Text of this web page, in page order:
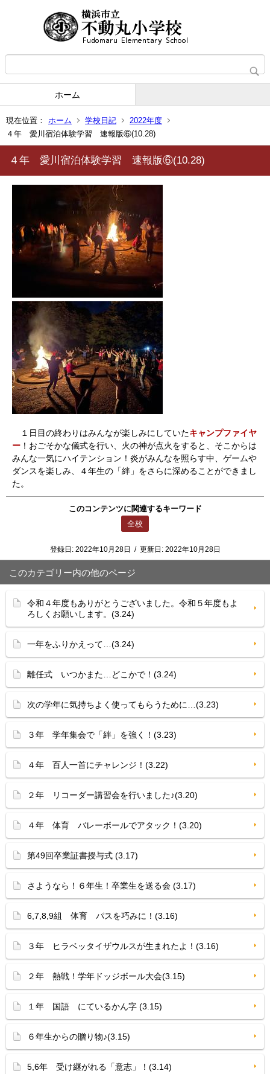
ホーム
現在位置： ホーム 学校日記
2022年度
４年 愛川宿泊体験学習 速報版⑥(10.28)
４年 愛川宿泊体験学習 速報版⑥(10.28)
１日目の終わりはみんなが楽しみにしていたキャンプファイヤ
ー ！おごそかな儀式を行い、火の神が点火をすると、そこからは
みんな一気にハイテンション！炎がみんなを照らす中、ゲームや
ダンスを楽しみ、４年生の「絆」をさらに深めることができまし
た。
このコンテンツに関連するキーワード
全校
登録日: 2022年10月28日 / 更新日: 2022年10月28日
このカテゴリー内の他のページ
令和４年度もありがとうございました。令和５年度もよ
ろしくお願いします。(3.24)
一年をふりかえって…(3.24)
離任式 いつかまた…どこかで！(3.24)
次の学年に気持ちよく使ってもらうために…(3.23)
３年 学年集会で「絆」を強く！(3.23)
４年 百人一首にチャレンジ！(3.22)
２年 リコーダー講習会を行いました♪(3.20)
４年 体育 バレーボールでアタック！(3.20)
第49回卒業証書授与式 (3.17)
さようなら！６年生！卒業生を送る会 (3.17)
6,7,8,9組 体育 パスを巧みに！(3.16)
３年 ヒラベッタイザウルスが生まれたよ！(3.16)
２年 熱戦！学年ドッジボール大会(3.15)
１年 国語 にているかん字 (3.15)
６年生からの贈り物♪(3.15)
5,6年 受け継がれる「意志」！(3.14)